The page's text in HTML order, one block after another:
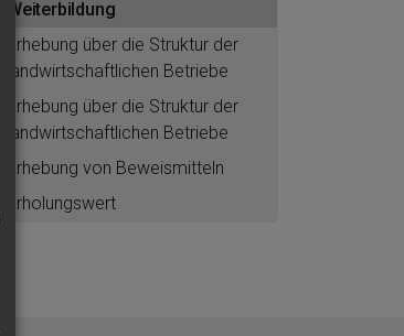
Weiterbildung
Erhebung über die Struktur der
landwirtschaftlichen Betriebe
Erhebung über die Struktur der
landwirtschaftlichen Betriebe
Erhebung von Beweismitteln
Erholungswert